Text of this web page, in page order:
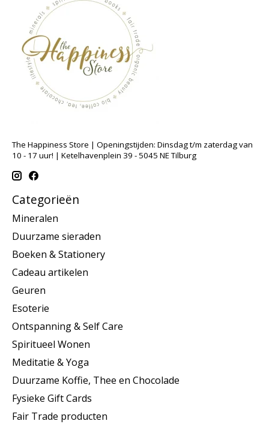
The Happiness Store | Openingstijden: Dinsdag t/m zaterdag van
10 - 17 uur! | Ketelhavenplein 39 - 5045 NE Tilburg
Categorieën
Mineralen
Duurzame sieraden
Boeken & Stationery
Cadeau artikelen
Geuren
Esoterie
Ontspanning & Self Care
Spiritueel Wonen
Meditatie & Yoga
Duurzame Koffie, Thee en Chocolade
Fysieke Gift Cards
Fair Trade producten